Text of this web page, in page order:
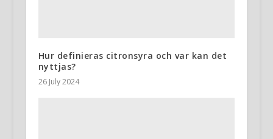
Hur definieras citronsyra och var kan det
nyttjas?
26 July 2024